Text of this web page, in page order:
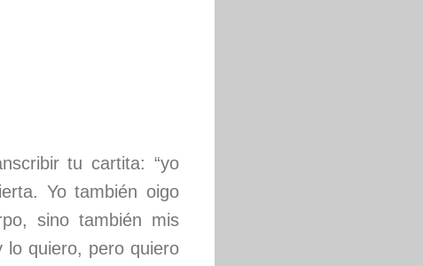
tu cartita: “yo
Yo también oigo
sino también mis
lo quiero, pero quiero